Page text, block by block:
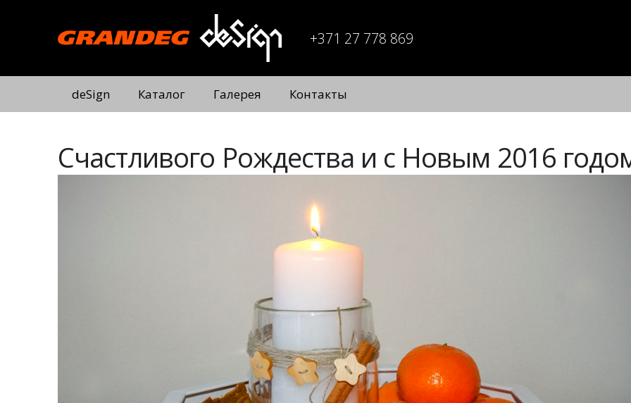
+371 27 778 869
deSign Каталог Галерея Контакты
Счастливого Рождества и с Новым 2016